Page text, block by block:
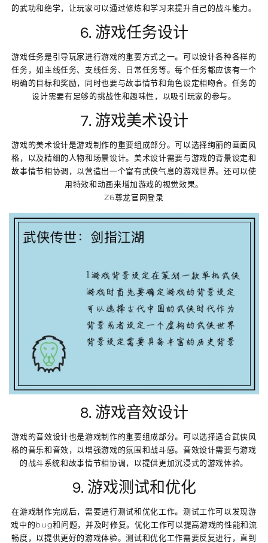
的武功和绝学，让玩家可以通过修炼和学习来提升自己的战斗能力。
6. 游戏任务设计
游戏任务是引导玩家进行游戏的重要方式之一。可以设计各种各样的
任务，如主线任务、支线任务、日常任务等。每个任务都应该有一个
明确的目标和奖励，同时也要与故事情节和角色设定相吻合。任务的
设计需要有足够的挑战性和趣味性，以吸引玩家的参与。
7. 游戏美术设计
游戏的美术设计是游戏制作的重要组成部分。可以选择绚丽的画面风
格，以及精细的人物和场景设计。美术设计需要与游戏的背景设定和
故事情节相协调，以营造出一个富有武侠气息的游戏世界。还可以使
用特效和动画来增加游戏的视觉效果。
Z6尊龙官网登录
8. 游戏音效设计
游戏的音效设计也是游戏制作的重要组成部分。可以选择适合武侠风
格的音乐和音效，以增强游戏的氛围和战斗感。音效设计需要与游戏
的战斗系统和故事情节相协调，以提供更加沉浸式的游戏体验。
9. 游戏测试和优化
在游戏制作完成后，需要进行测试和优化工作。测试工作可以发现游
戏中的bug和问题，并及时修复。优化工作可以提高游戏的性能和流
畅度，以提供更好的游戏体验。测试和优化工作需要反复进行，直到